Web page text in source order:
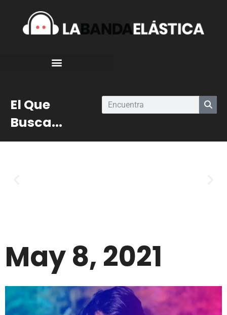
El Que
Busca...
May 8, 2021